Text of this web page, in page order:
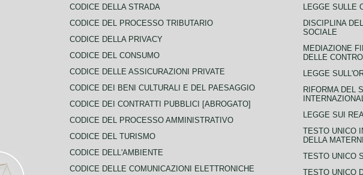
CODICE DELLA STRADA
CODICE DEL PROCESSO TRIBUTARIO
CODICE DELLA PRIVACY
CODICE DEL CONSUMO
CODICE DELLE ASSICURAZIONI PRIVATE
CODICE DEI BENI CULTURALI E DEL PAESAGGIO
CODICE DEI CONTRATTI PUBBLICI [ABROGATO]
CODICE DEL PROCESSO AMMINISTRATIVO
CODICE DEL TURISMO
CODICE DELL'AMBIENTE
CODICE DELLE COMUNICAZIONI ELETTRONICHE
LEGGE SULLE
DISCIPLINA
SOCIALE
MEDIAZIONE
DELLE
LEGGE
RIFORMA DEL
LEGGE SUI
TESTO UNICO
DELLA
TESTO UNICO
TESTO UNICO